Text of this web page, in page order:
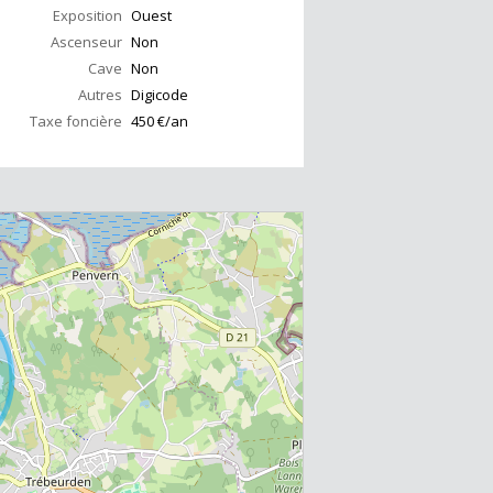
Exposition Ouest
Ascenseur Non
Cave Non
Autres Digicode
Taxe foncière 450 €/an